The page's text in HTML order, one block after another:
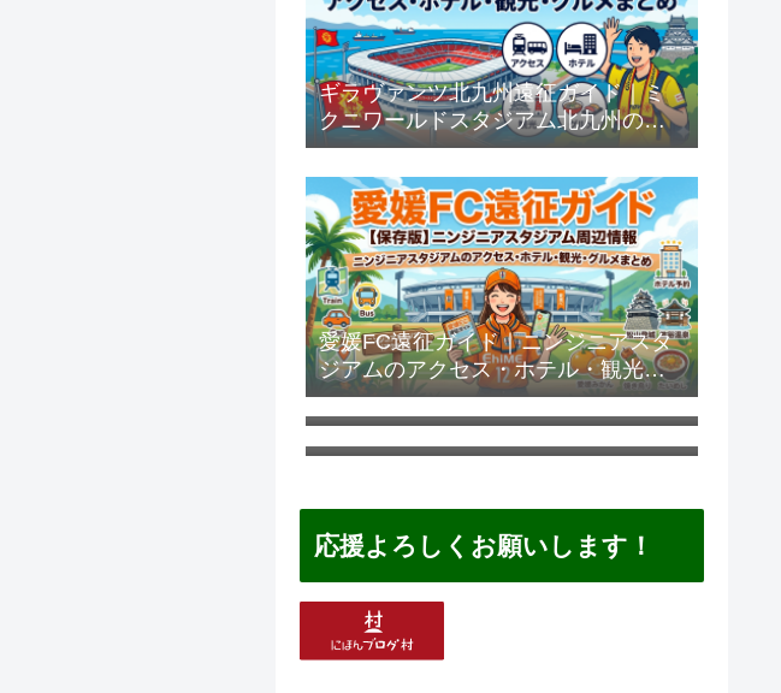
ギラヴァンツ北九州遠征ガイド｜ミ
クニワールドスタジアム北九州のア
クセス・ホテル・観光・グルメまと
め
愛媛FC遠征ガイド｜ニンジニアスタ
ジアムのアクセス・ホテル・観光・
グルメまとめ
松本山雅遠征ガイド｜サンプロアル
ウィンのアクセス・ホテル・観光・
グルメまとめ
鹿児島ユナイテッドFC遠征ガイド｜
白波スタジアムのアクセス・ホテ
ル・観光・グルメまとめ
応援よろしくお願いします！